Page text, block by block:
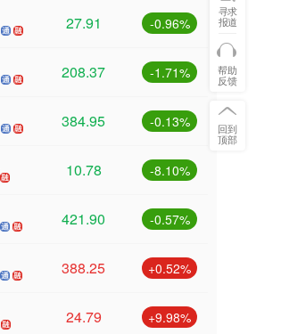
27.91 -0.96%
208.37 -1.71%
384.95 -0.13%
10.78 -8.10%
421.90 -0.57%
388.25 +0.52%
24.79 +9.98%
寻求
报道
帮助
反馈
回到
顶部